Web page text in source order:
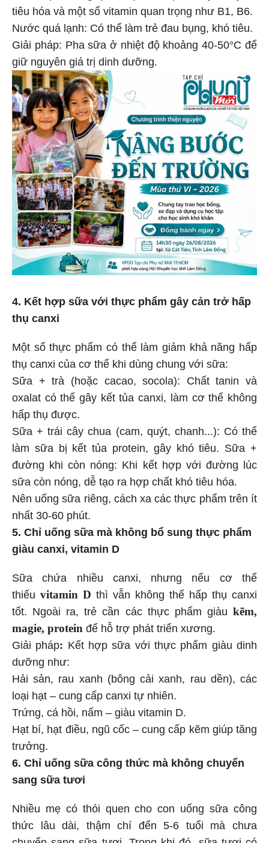
tiêu hóa và một số vitamin quan trọng như B1, B6.
Nước quá lạnh: Có thể làm trẻ đau bụng, khó tiêu.
Giải pháp: Pha sữa ở nhiệt độ khoảng 40-50°C để
giữ nguyên giá trị dinh dưỡng.
4. Kết hợp sữa với thực phẩm gây cản trở hấp
thụ canxi
Một số thực phẩm có thể làm giảm khả năng hấp
thụ canxi của cơ thể khi dùng chung với sữa:
Sữa + trà (hoặc cacao, socola): Chất tanin và
oxalat có thể gây kết tủa canxi, làm cơ thể không
hấp thụ được.
Sữa + trái cây chua (cam, quýt, chanh...): Có thể
làm sữa bị kết tủa protein, gây khó tiêu. Sữa +
đường khi còn nóng: Khi kết hợp với đường lúc
sữa còn nóng, dễ tạo ra hợp chất khó tiêu hóa.
Nên uống sữa riêng, cách xa các thực phẩm trên ít
nhất 30-60 phút.
5. Chỉ uống sữa mà không bổ sung thực phẩm
giàu canxi, vitamin D
Sữa chứa nhiều canxi, nhưng nếu cơ thể
thiếu vitamin D thì vẫn không thể hấp thụ canxi
tốt. Ngoài ra, trẻ cần các thực phẩm giàu kẽm,
magie, protein để hỗ trợ phát triển xương.
Giải pháp: Kết hợp sữa với thực phẩm giàu dinh
dưỡng như:
Hải sản, rau xanh (bông cải xanh, rau dền), các
loại hạt – cung cấp canxi tự nhiên.
Trứng, cá hồi, nấm – giàu vitamin D.
Hạt bí, hạt điều, ngũ cốc – cung cấp kẽm giúp tăng
trưởng.
6. Chỉ uống sữa công thức mà không chuyển
sang sữa tươi
Nhiều mẹ có thói quen cho con uống sữa công
thức lâu dài, thậm chí đến 5-6 tuổi mà chưa
chuyển sang sữa tươi. Trong khi đó, sữa tươi có